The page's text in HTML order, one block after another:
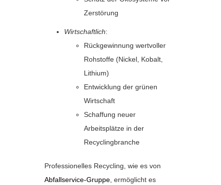
Zerstörung
Wirtschaftlich:
Rückgewinnung wertvoller
Rohstoffe (Nickel, Kobalt,
Lithium)
Entwicklung der grünen
Wirtschaft
Schaffung neuer
Arbeitsplätze in der
Recyclingbranche
Professionelles Recycling, wie es von
Abfallservice-Gruppe, ermöglicht es